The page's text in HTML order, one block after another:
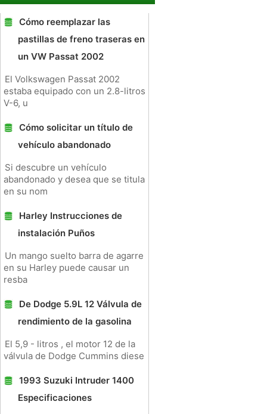
Cómo reemplazar las
pastillas de freno traseras en
un VW Passat 2002
El Volkswagen Passat 2002
estaba equipado con un 2.8-litros
V-6, u
Cómo solicitar un título de
vehículo abandonado
Si descubre un vehículo
abandonado y desea que se titula
en su nom
Harley Instrucciones de
instalación Puños
Un mango suelto barra de agarre
en su Harley puede causar un
resba
De Dodge 5.9L 12 Válvula de
rendimiento de la gasolina
El 5,9 - litros , el motor 12 de la
válvula de Dodge Cummins diese
1993 Suzuki Intruder 1400
Especificaciones